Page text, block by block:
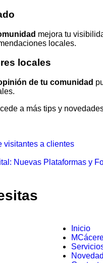
mejora tu
locales.
locales
de tu comunidad
a más tips y
visitantes a clientes
Nuevas Plataformas y
Inicio